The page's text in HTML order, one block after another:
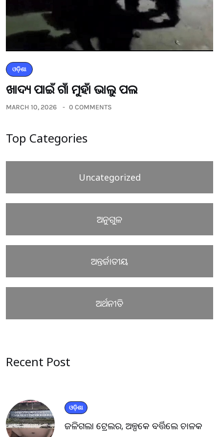
ଓଡ଼ିଶା
ଖାଦ୍ୟ ପାଇଁ ଗାଁ ମୁହାଁ ଭାଲୁ ପଲ
MARCH 10, 2026 0 COMMENTS
Top Categories
Uncategorized
ଅନୁଗୁଳ
ଅନ୍ତର୍ଜାତୀୟ
ଅର୍ଥନୀତି
Recent Post
ଓଡ଼ିଶା
ଜଳିଗଲା ଟ୍ରେଲର, ଅଳ୍ପକେ ବର୍ତ୍ତିଲେ ଚାଳକ